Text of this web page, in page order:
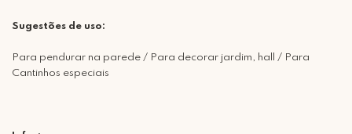
Sugestões de uso:
Para pendurar na parede / Para decorar jardim, hall / Para
Cantinhos especiais